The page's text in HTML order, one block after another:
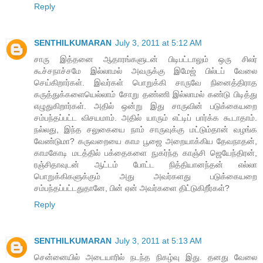
Reply
SENTHILKUMARAN July 3, 2011 at 5:12 AM
சாரு இத்தனை ஆதாரங்களுடன் பிடிபட்டாலும் ஒரு சிலர்
கூச்சநாச்சமே இல்லாமல் அவருக்கு இமேஜ் பில்டப் வேலை
செய்கிறார்கள். இவர்கள் பொறுக்கி சாருவே நினைத்திராத
கருத்துக்களையெல்லாம் சோறு தண்ணி இல்லாமல் கண்டு பிடித்து
எழுதுகிறார்கள். அதில் ஒன்று இது சாருவின் படுக்கையறை
சம்பந்தப்பட்ட விசயமாம். அதில் யாரும் எட்டிப் பார்க்க கூடாதாம்.
நல்லது, இந்த சலுகையை நாம் சாருவுக்கு மட்டும்தான் வழங்க
வேண்டுமா? கருவறையை காம பூஜை அறையாக்கிய தேவநாதன்,
காமகோடி மடத்தில் பக்தைகளை நுகர்ந்த காஞ்சி ஜெயேந்திரன்,
ரஞ்சிதாவுடன் ஆட்டம் போட்ட நித்தியானந்தன் எல்லா
பொறுக்கிகளுக்கும் அது அவர்களது படுக்கையறை
சம்பந்தப்பட்டதுதானே, பின் ஏன் அவர்களை திட்டுகிறீர்கள்?
Reply
SENTHILKUMARAN July 3, 2011 at 5:13 AM
சென்னையில் அடையாரில் நடந்த நிகழ்வு இது. தனது வேலை